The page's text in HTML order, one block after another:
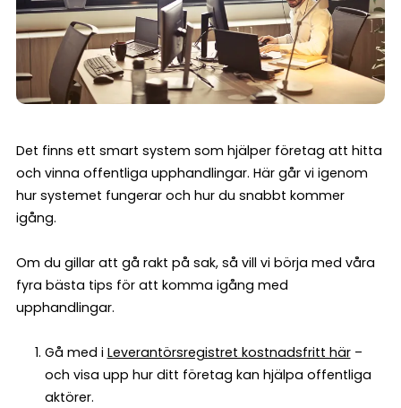
Det finns ett smart system som hjälper företag att hitta
och vinna offentliga upphandlingar. Här går vi igenom
hur systemet fungerar och hur du snabbt kommer
igång.
Om du gillar att gå rakt på sak, så vill vi börja med våra
fyra bästa tips för att komma igång med
upphandlingar.
Gå med i Leverantörsregistret kostnadsfritt här–
och visa upp hur ditt företag kan hjälpa offentliga
aktörer.